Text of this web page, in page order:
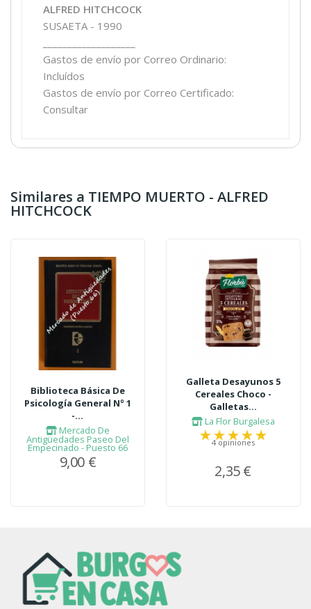
ALFRED HITCHCOCK
SUSAETA - 1990
Gastos de envío por Correo Ordinario:
Incluídos
Gastos de envío por Correo Certificado:
Consultar
Similares a TIEMPO MUERTO - ALFRED
HITCHCOCK
Biblioteca Básica De
Psicología General Nº 1
-...
Mercado De
Antigüedades Paseo Del
Empecinado - Puesto 66
9,00 €
Galleta Desayunos 5
Cereales Choco -
Galletas...
La Flor Burgalesa
4 opiniones
2,35 €